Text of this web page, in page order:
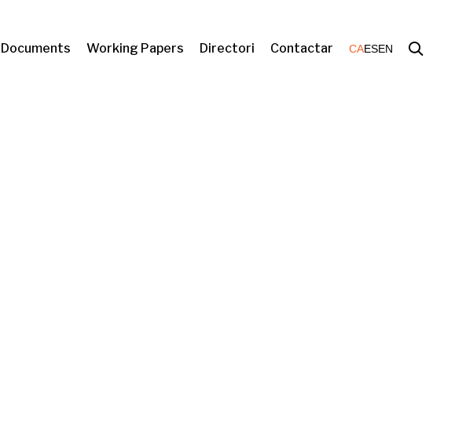
Documents Working Papers Directori Contactar CAESEN